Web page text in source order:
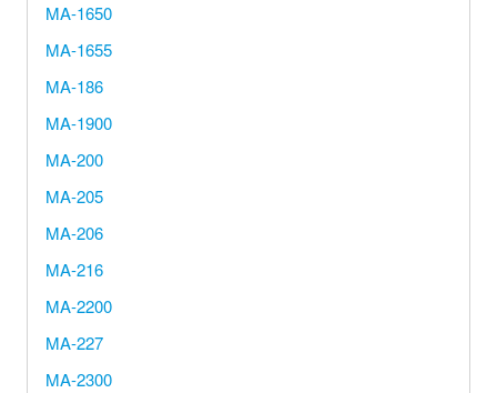
MA-1650
MA-1655
MA-186
MA-1900
MA-200
MA-205
MA-206
MA-216
MA-2200
MA-227
MA-2300